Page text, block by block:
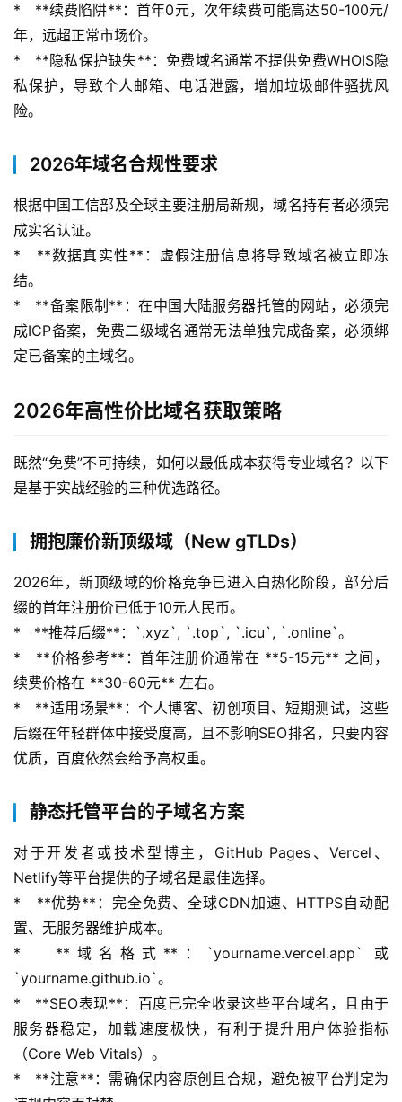
*   **续费陷阱**：首年0元，次年续费可能高达50-100元/
年，远超正常市场价。
*   **隐私保护缺失**：免费域名通常不提供免费WHOIS隐
私保护，导致个人邮箱、电话泄露，增加垃圾邮件骚扰风
险。
2026年域名合规性要求
根据中国工信部及全球主要注册局新规，域名持有者必须完
成实名认证。
*   **数据真实性**：虚假注册信息将导致域名被立即冻
结。
*   **备案限制**：在中国大陆服务器托管的网站，必须完
成ICP备案，免费二级域名通常无法单独完成备案，必须绑
定已备案的主域名。
2026年高性价比域名获取策略
既然“免费”不可持续，如何以最低成本获得专业域名？以下
是基于实战经验的三种优选路径。
拥抱廉价新顶级域（New gTLDs）
2026年，新顶级域的价格竞争已进入白热化阶段，部分后
缀的首年注册价已低于10元人民币。
*   **推荐后缀**：`.xyz`, `.top`, `.icu`, `.online`。
*   **价格参考**：首年注册价通常在 **5-15元** 之间，
续费价格在 **30-60元** 左右。
*   **适用场景**：个人博客、初创项目、短期测试，这些
后缀在年轻群体中接受度高，且不影响SEO排名，只要内容
优质，百度依然会给予高权重。
静态托管平台的子域名方案
对于开发者或技术型博主，GitHub Pages、Vercel、
Netlify等平台提供的子域名是最佳选择。
*   **优势**：完全免费、全球CDN加速、HTTPS自动配
置、无服务器维护成本。
*   **域名格式**：`yourname.vercel.app` 或
`yourname.github.io`。
*   **SEO表现**：百度已完全收录这些平台域名，且由于
服务器稳定，加载速度极快，有利于提升用户体验指标
（Core Web Vitals）。
*   **注意**：需确保内容原创且合规，避免被平台判定为